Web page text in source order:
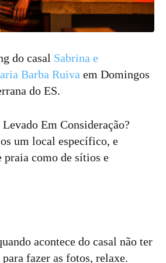
do casal Sabrina e
Barba Ruiva em Domingos
do ES.
Em Consideração?
um local específico, e
praia como de sítios e
acontece do casal não ter
fazer as fotos, relaxe.